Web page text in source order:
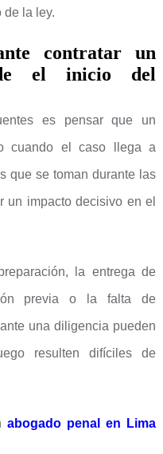
de la ley.
contratar un
el inicio del
es pensar que un
cuando el caso llega a
que se toman durante las
un impacto decisivo en el
la entrega de
previa o la falta de
una diligencia pueden
resulten difíciles de
abogado penal en Lima